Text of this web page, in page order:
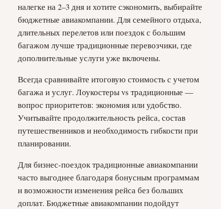
налегке на 2–3 дня и хотите сэкономить, выбирайте
бюджетные авиакомпании. Для семейного отдыха,
длительных перелетов или поездок с большим
багажом лучше традиционные перевозчики, где
дополнительные услуги уже включены.
Всегда сравнивайте итоговую стоимость с учетом
багажа и услуг. Лоукостеры vs традиционные —
вопрос приоритетов: экономия или удобство.
Учитывайте продолжительность рейса, состав
путешественников и необходимость гибкости при
планировании.
Для бизнес-поездок традиционные авиакомпании
часто выгоднее благодаря бонусным программам
и возможности изменения рейса без больших
доплат. Бюджетные авиакомпании подойдут